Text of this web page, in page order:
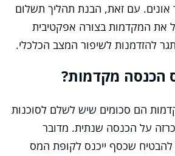
אונים. עם זאת, הבנת תהליך תשלום
את המקדמות בצורה אפקטיבית
להזדמנות לשיפור המצב הכלכלי.
הכנסה מקדמות?
הם סכומים שיש לשלם לסוכנות
על הכנסה שנתית. מדובר
להבטיח שכסף ייכנס לקופת המס